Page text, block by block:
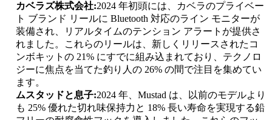
カベラズ株式会社:2024 年初頭には、カベラのプライベー
ト ブランド リールに Bluetooth 対応のライン モニターが
装備され、リアルタイムのテンション アラートが提供さ
れました。これらのリールは、新しくリリースされたコ
ンボキットの 21% にすでに組み込まれており、テクノロ
ジーに焦点を当てた釣り人の 26% の間で注目を集めてい
ます。
ムスタッドと息子:2024 年、Mustad は、以前のモデルより
も 25% 優れた切れ味保持力と 18% 長い寿命を実現する鉛